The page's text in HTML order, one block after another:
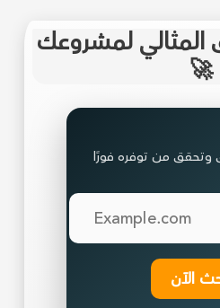
المثالي لمشروعك
🚀
وتحقق من توفره فورًا
الآن